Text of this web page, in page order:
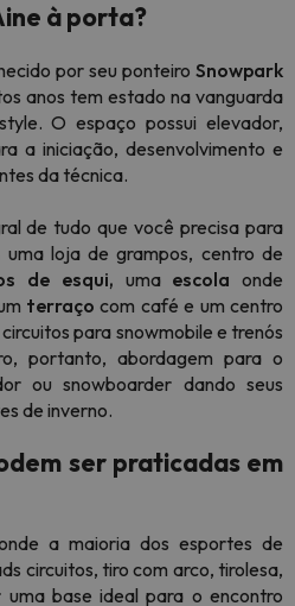
à porta?
por seu ponteiro Snowpark
anos tem estado na vanguarda
O espaço possui elevador,
a iniciação, desenvolvimento e
da técnica.
de tudo que você precisa para
loja de grampos, centro de
de esqui, uma escola onde
terraço com café e um centro
para snowmobile e trenós
portanto, abordagem para o
ousnowboarder dando seus
de inverno.
ser praticadas em
a maioria dos esportes de
circuitos, tiro com arco, tirolesa,
base ideal para o encontro